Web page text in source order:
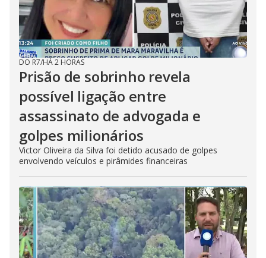
DO R7/HÁ 2 HORAS
Prisão de sobrinho revela
possível ligação entre
assassinato de advogada e
golpes milionários
Victor Oliveira da Silva foi detido acusado de golpes
envolvendo veículos e pirâmides financeiras